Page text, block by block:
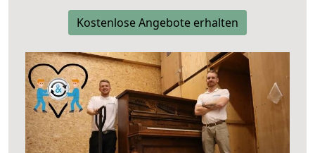
Kostenlose Angebote erhalten